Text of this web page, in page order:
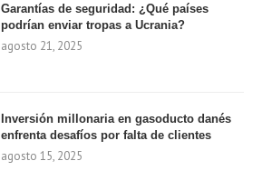
Garantías de seguridad: ¿Qué países
podrían enviar tropas a Ucrania?
agosto 21, 2025
Inversión millonaria en gasoducto danés
enfrenta desafíos por falta de clientes
agosto 15, 2025